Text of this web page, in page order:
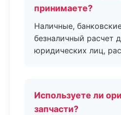
принимаете?
Наличные,
безналичный расчет
юридических лиц,
Используете ли
запчасти?